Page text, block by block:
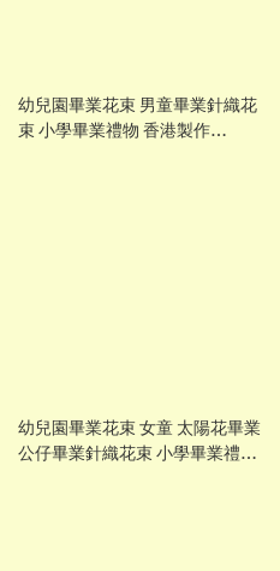
幼兒園畢業花束 男童畢業針織花
束 小學畢業禮物 香港製作
幼兒園畢業花束 女童 太陽花畢業
公仔畢業針織花束 小學畢業禮物